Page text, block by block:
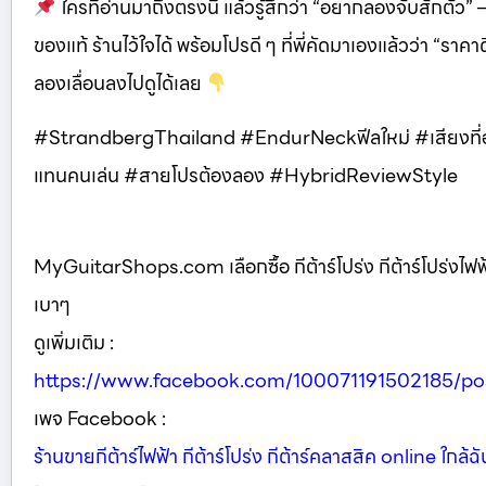
ใครที่อ่านมาถึงตรงนี้ แล้วรู้สึกว่า “อยากลองจับสักตัว
ของแท้ ร้านไว้ใจได้ พร้อมโปรดี ๆ ที่พี่คัดมาเองแล้วว่า “ราค
ลองเลื่อนลงไปดูได้เลย
#StrandbergThailand #EndurNeckฟีลใหม่ #เสียง
แทนคนเล่น #สายโปรต้องลอง #HybridReviewStyle
MyGuitarShops.com เลือกซื้อ กีต้าร์โปร่ง กีต้าร์โปร่งไฟ
เบาๆ
ดูเพิ่มเติม :
https://www.facebook.com/100071191502185/
เพจ Facebook :
ร้านขายกีต้าร์ไฟฟ้า กีต้าร์โปร่ง กีต้าร์คลาสสิค online ใกล้